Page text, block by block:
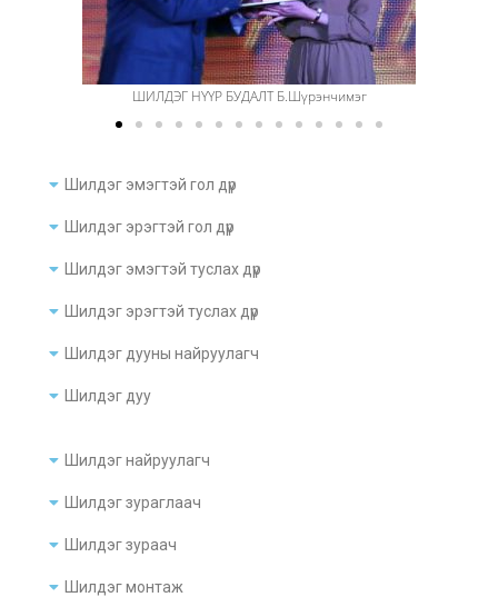
ШИЛДЭГ НҮҮР БУДАЛТ Б.Шүрэнчимэг
Шилдэг эмэгтэй гол дүр
Шилдэг эрэгтэй гол дүр
Шилдэг эмэгтэй туслах дүр
Шилдэг эрэгтэй туслах дүр
Шилдэг дууны найруулагч
Шилдэг дуу
Шилдэг найруулагч
Шилдэг зураглаач
Шилдэг зураач
Шилдэг монтаж